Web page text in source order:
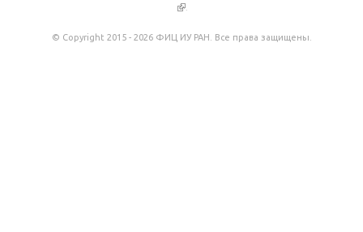
(внешняя ссылка)
.
© Copyright 2015 - 2026 ФИЦ ИУ РАН. Все права защищены.